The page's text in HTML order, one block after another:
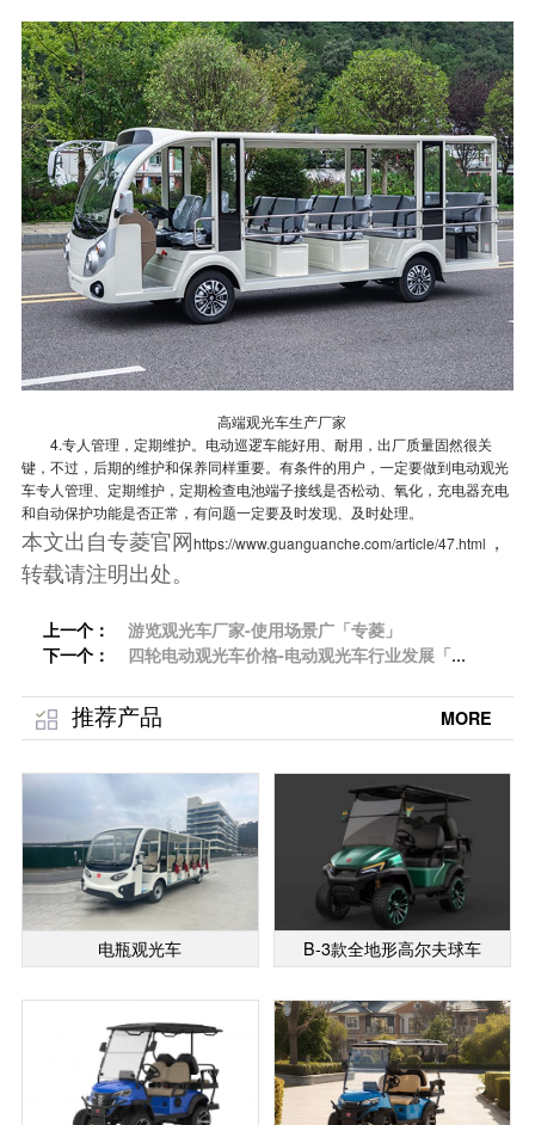
高端观光车生产厂家
4.专人管理，定期维护。电动巡逻车能好用、耐用，出厂质量固然很关
键，不过，后期的维护和保养同样重要。有条件的用户，一定要做到电动观光
车专人管理、定期维护，定期检查电池端子接线是否松动、氧化，充电器充电
和自动保护功能是否正常，有问题一定要及时发现、及时处理。
本文出自专菱官网https://www.guanguanche.com/article/47.html ，
转载请注明出处。
上一个：
游览观光车厂家-使用场景广「专菱」
下一个：
四轮电动观光车价格-电动观光车行业发展「专
推荐产品 MORE
电瓶观光车 B-3款全地形高尔夫球车